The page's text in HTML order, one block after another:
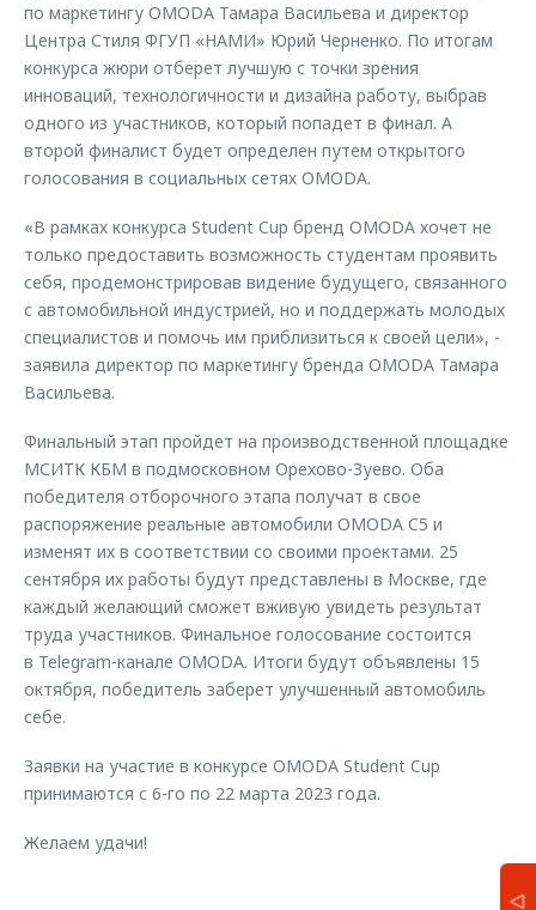
по маркетингу OMODA Тамара Васильева и директор
Центра Стиля ФГУП «НАМИ» Юрий Черненко. По итогам
конкурса жюри отберет лучшую с точки зрения
инноваций, технологичности и дизайна работу, выбрав
одного из участников, который попадет в финал. А
второй финалист будет определен путем открытого
голосования в социальных сетях OMODA.
«В рамках конкурса Student Cup бренд OMODA хочет не
только предоставить возможность студентам проявить
себя, продемонстрировав видение будущего, связанного
с автомобильной индустрией, но и поддержать молодых
специалистов и помочь им приблизиться к своей цели», -
заявила директор по маркетингу бренда OMODA Тамара
Васильева.
Финальный этап пройдет на производственной площадке
МСИТК КБМ в подмосковном Орехово-Зуево. Оба
победителя отборочного этапа получат в свое
распоряжение реальные автомобили OMODA C5 и
изменят их в соответствии со своими проектами. 25
сентября их работы будут представлены в Москве, где
каждый желающий сможет вживую увидеть результат
труда участников. Финальное голосование состоится
в Telegram-канале OMODA. Итоги будут объявлены 15
октября, победитель заберет улучшенный автомобиль
себе.
Заявки на участие в конкурсе OMODA Student Cup
принимаются с 6-го по 22 марта 2023 года.
Желаем удачи!